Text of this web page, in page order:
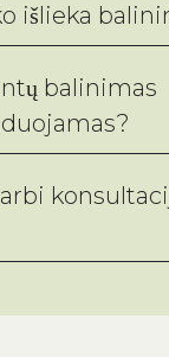
išlieka
balinimas